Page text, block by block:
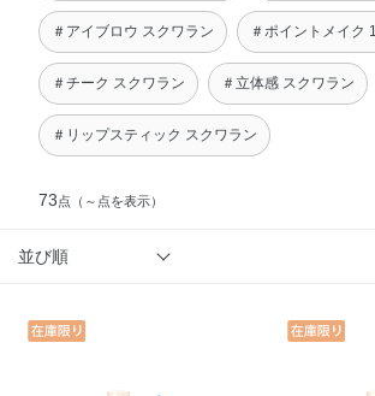
＃アイブロウ スクワラン ＃ポイントメイク
＃チーク スクワラン ＃立体感 スクワラン
＃リップスティック スクワラン
73点 （～点を表示）
並び順